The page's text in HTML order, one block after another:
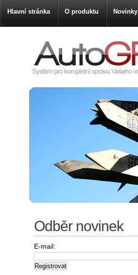
Hlavní stránka O produktu Novinky
Odběr novinek
E-mail: